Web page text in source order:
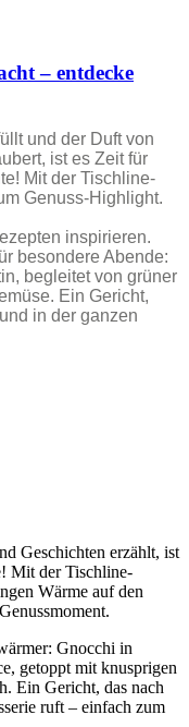
– entdecke
und der Duft von
ist es Zeit für
Mit der Tischline-
Genuss-Highlight.
inspirieren.
besondere Abende:
begleitet von grüner
Ein Gericht,
in der ganzen
Geschichten erzählt, ist
Mit der Tischline-
Wärme auf den
Gnocchi in
getoppt mit knusprigen
Ein Gericht, das nach
ruft – einfach zum